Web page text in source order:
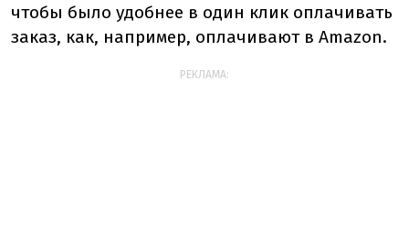
чтобы было удобнее в один клик оплачивать
заказ, как, например, оплачивают в Amazon.
РЕКЛАМА: